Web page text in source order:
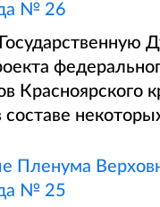
№ 26
Красноярского
составе
Пленума
№ 25